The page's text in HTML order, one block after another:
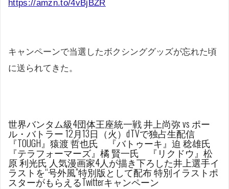
https://amzn.to/4vBjBZR
キャンペーンで当選したボクシンググッズが忘れた頃
に送られてきた。
世界バンタム級4団体王座統一戦 井上尚弥 vs ポー
ル・バトラー 12月13日（火）dTVで独占生配信
『TOUGH』猿渡 哲也氏 『バトゥーキ』迫 稔雄氏
『テラフォーマーズ』橘 賢一氏 『リクドウ』松
原 利光氏 人気漫画家4人が描き下ろした井上選手イ
ラストを“号外風”特別版として配布 特別イラストポ
スターがもらえるTwitterキャンペーン